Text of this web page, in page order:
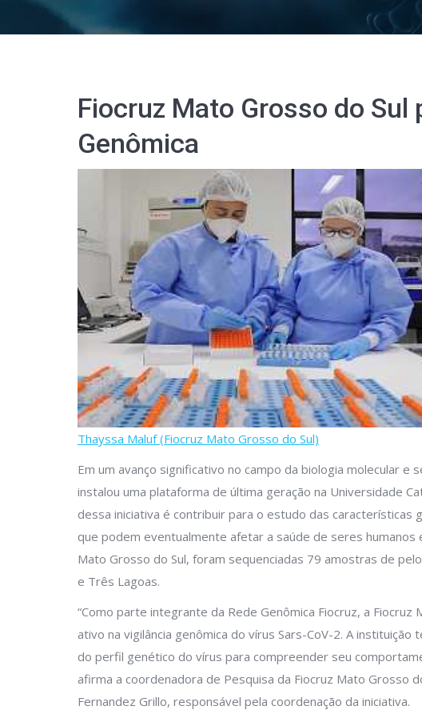
Fiocruz Mato Grosso do Sul
Genômica
Thayssa Maluf (Fiocruz Mato Grosso do Sul)
Em um avanço significativo no campo da biologia molecular e
instalou uma plataforma de última geração na Universidade
dessa iniciativa é contribuir para o estudo das características
que podem eventualmente afetar a saúde de seres humanos
Mato Grosso do Sul, foram sequenciadas 79 amostras de
e Três Lagoas.
“Como parte integrante da Rede Genômica Fiocruz, a
ativo na vigilância genômica do vírus Sars-CoV-2. A
do perfil genético do vírus para compreender seu
afirma a coordenadora de Pesquisa da Fiocruz Mato Grosso
Fernandez Grillo, responsável pela coordenação da iniciativa.